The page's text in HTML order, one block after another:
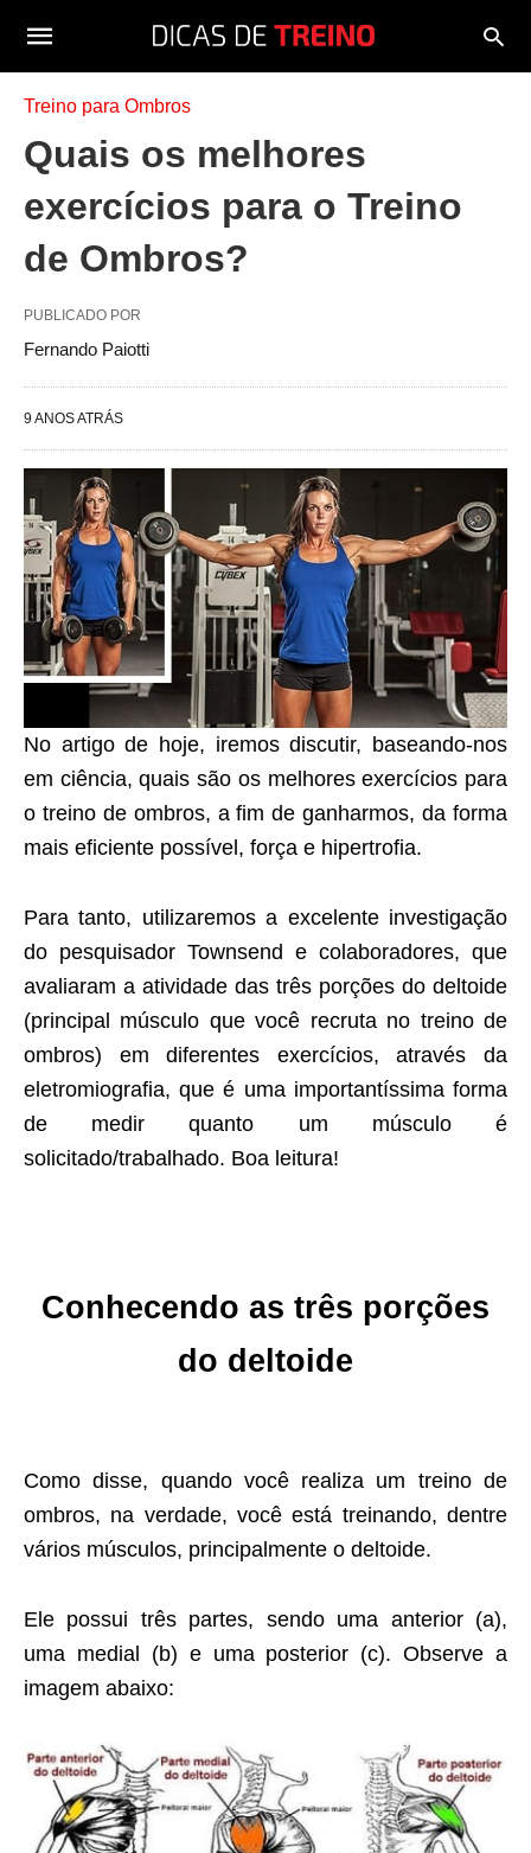
Treino para Ombros
Quais os melhores
exercícios para o Treino
de Ombros?
PUBLICADO POR
Fernando Paiotti
9 ANOS ATRÁS
No artigo de hoje, iremos discutir, baseando-nos
em ciência, quais são os melhores exercícios para
o treino de ombros, a fim de ganharmos, da forma
mais eficiente possível, força e hipertrofia.
Para tanto, utilizaremos a excelente investigação
do pesquisador Townsend e colaboradores, que
avaliaram a atividade das três porções do deltoide
(principal músculo que você recruta no treino de
ombros) em diferentes exercícios, através da
eletromiografia, que é uma importantíssima forma
de medir quanto um músculo é
solicitado/trabalhado. Boa leitura!
Conhecendo as três porções
do deltoide
Como disse, quando você realiza um treino de
ombros, na verdade, você está treinando, dentre
vários músculos, principalmente o deltoide.
Ele possui três partes, sendo uma anterior (a),
uma medial (b) e uma posterior (c). Observe a
imagem abaixo: